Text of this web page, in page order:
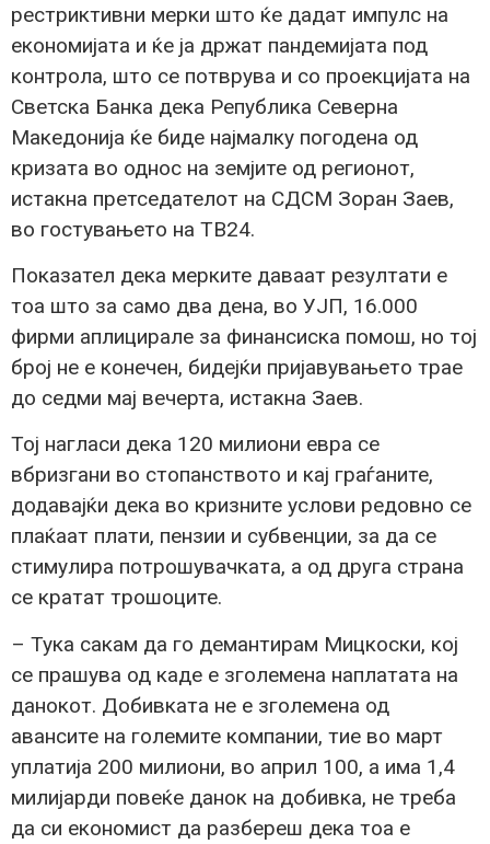
рестриктивни мерки што ќе дадат импулс на
економијата и ќе ја држат пандемијата под
контрола, што се потврува и со проекцијата на
Светска Банка дека Република Северна
Македонија ќе биде најмалку погодена од
кризата во однос на земјите од регионот,
истакна претседателот на СДСМ Зоран Заев,
во гостувањето на ТВ24.
Показател дека мерките даваат резултати е
тоа што за само два дена, во УЈП, 16.000
фирми аплицирале за финансиска помош, но тој
број не е конечен, бидејќи пријавувањето трае
до седми мај вечерта, истакна Заев.
Тој нагласи дека 120 милиони евра се
вбризгани во стопанството и кај граѓаните,
додавајќи дека во кризните услови редовно се
плаќаат плати, пензии и субвенции, за да се
стимулира потрошувачката, а од друга страна
се кратат трошоците.
– Тука сакам да го демантирам Мицкоски, кој
се прашува од каде е зголемена наплатата на
данокот. Добивката не е зголемена од
авансите на големите компании, тие во март
уплатија 200 милиони, во април 100, а има 1,4
милијарди повеќе данок на добивка, не треба
да си економист да разбереш дека тоа е